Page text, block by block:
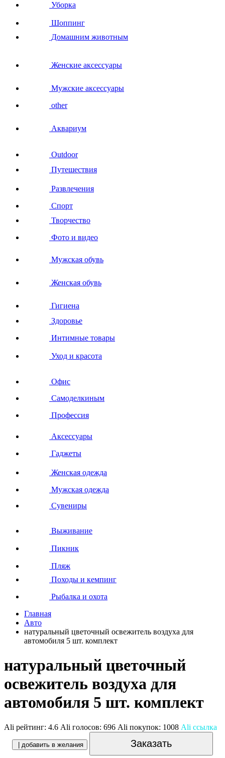
Уборка
Шоппинг
Домашним животным
Женские аксессуары
Мужские аксессуары
other
Аквариум
Outdoor
Путешествия
Развлечения
Спорт
Творчество
Фото и видео
Мужская обувь
Женская обувь
Гигиена
Здоровье
Интимные товары
Уход и красота
Офис
Самоделкиным
Профессия
Аксессуары
Гаджеты
Женская одежда
Мужская одежда
Сувениры
Выживание
Пикник
Пляж
Походы и кемпинг
Рыбалка и охота
Главная
Авто
натуральный цветочный освежитель воздуха для
автомобиля 5 шт. комплект
натуральный цветочный
освежитель воздуха для
автомобиля 5 шт. комплект
Ali рейтинг: 4.6 Ali голосов: 696 Ali покупок: 1008 Ali ссылка
| добавить в желания Заказать